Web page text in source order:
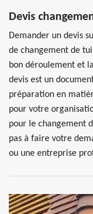
Devis
Demander un devis
de changement de
bon déroulement et
devis est un
préparation en
pour votre
pour le changement
pas à faire votre
ou une entreprise